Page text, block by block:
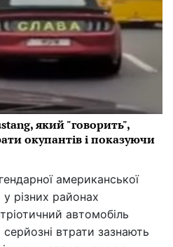
який "говорить",
окупантів і показуючи
американської
різних районах
автомобіль
серйозні втрати зазнають